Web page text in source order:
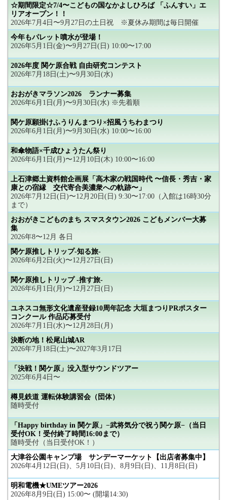
☆期間限定☆7/4〜こどもの国なかよしひろば 「ふんすい」エ
リアオープン！！
2026年7月4日〜9月27日の土日祝 ※夏休み期間は毎日開催
今年もパレット噴水が登場！
2026年5月1日(金)〜9月27日(日) 10:00〜17:00
2026年度 関ケ原合戦 自由研究コンテスト
2026年7月18日(土)〜9月30日(水)
おおがきマラソン2026 ランナー募集
2026年6月1日(月)〜9月30日(水) ※先着順
関ケ原願掛けふうりんまつり×招風うちわまつり
2026年6月1日(月)〜9月30日(水) 10:00〜16:00
和傘物語×千成ひょうたん祭り
2026年6月1日(月)〜12月10日(木) 10:00〜16:00
上石津郷土資料館企画展「高木家の戦国時代 〜信長・秀吉・家
康との宿縁 交代寄合美濃衆への軌跡〜」
2026年7月12日(日)〜12月20日(日) 9:30〜17:00（入館は16時30分
まで）
おおがきこどものまち スマスタウン2026 こどもメンバー大募
集
2026年8〜12月 各日
関ケ原推しトリップ-知る旅-
2026年6月2日(火)〜12月27日(日)
関ケ原推しトリップ -推す旅-
2026年6月1日(月)〜12月27日(日)
ユネスコ無形文化遺産登録10周年記念 大垣まつりPRポスター
コンクール 作品応募受付
2026年7月1日(水)〜12月28日(月)
決断の地！松尾山城AR
2026年7月18日(土)〜2027年3月17日
「決戦！関ケ原」没入型サウンドツアー
2025年6月4日〜
樽見鉄道 運転体験講習会（団体）
随時受付
「Happy birthday in 関ケ原」−武将気分で祝う関ケ原−（当日
受付OK！受付終了時間16:00まで）
随時受付（当日受付OK！）
大津谷公園キャンプ場 サンデーマーケット【出店者募集中】
2026年4月12日(日)、5月10日(日)、8月9日(日)、11月8日(日)
明和電機★UMEツアー2026
2026年8月9日(日) 15:00〜 (開場14:30)